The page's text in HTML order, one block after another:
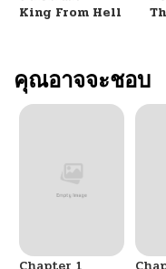
King From Hell
คุณอาจจะชอบ